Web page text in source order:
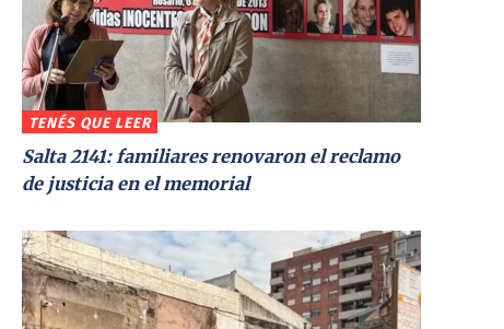
TENÉS QUE LEER
Salta 2141: familiares renovaron el reclamo
de justicia en el memorial